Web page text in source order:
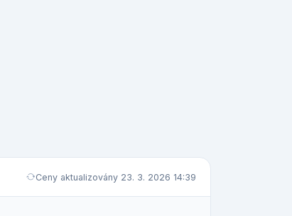
Ceny aktualizovány 23. 3. 2026 14:39